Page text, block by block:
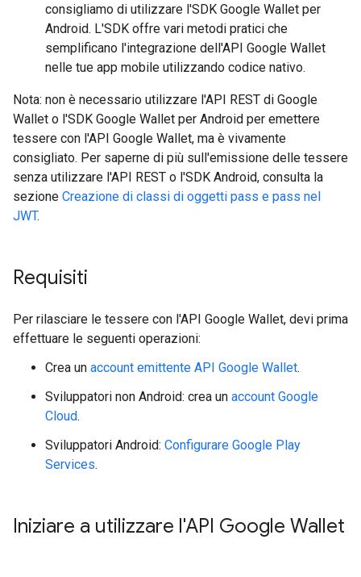
consigliamo di utilizzare l'SDK Google Wallet per
Android. L'SDK offre vari metodi pratici che
semplificano l'integrazione dell'API Google Wallet
nelle tue app mobile utilizzando codice nativo.
Nota: non è necessario utilizzare l'API REST di Google
Wallet o l'SDK Google Wallet per Android per emettere
tessere con l'API Google Wallet, ma è vivamente
consigliato. Per saperne di più sull'emissione delle tessere
senza utilizzare l'API REST o l'SDK Android, consulta la
sezione Creazione di classi di oggetti pass e pass nel
JWT.
Requisiti
Per rilasciare le tessere con l'API Google Wallet, devi prima
effettuare le seguenti operazioni:
Crea un account emittente API Google Wallet.
Sviluppatori non Android: crea un account Google
Cloud.
Sviluppatori Android: Configurare Google Play
Services.
Iniziare a utilizzare l'API Google Wallet